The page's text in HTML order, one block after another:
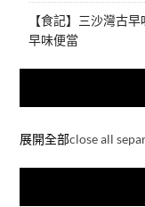
【食記】三沙灣古
早味便當
展開全部close all